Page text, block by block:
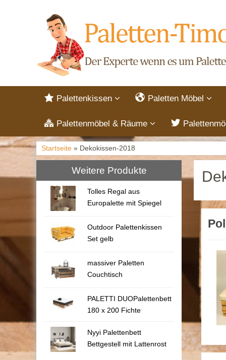
Palettenkissen Paletten Möbel
Palettenmöbel & Räume
Startseite » Dekokissen-2018
Weitere Produkte
Tolles Regal aus
Europalette mit Spiegel
Outdoor Palettenkissen
Set gelb
massiver Paletten
Couchtisch
PALETTI DUOPalettenbett
180 x 200 Fichte
Nyyi Palettenbett
Bettgestell mit Lattenrost